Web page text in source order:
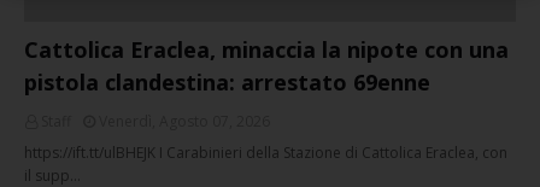
Cattolica Eraclea, minaccia la nipote con una
pistola clandestina: arrestato 69enne
https://ift.tt/ulBHEJK I Carabinieri della Stazione di Cattolica Eraclea, con
il supp…